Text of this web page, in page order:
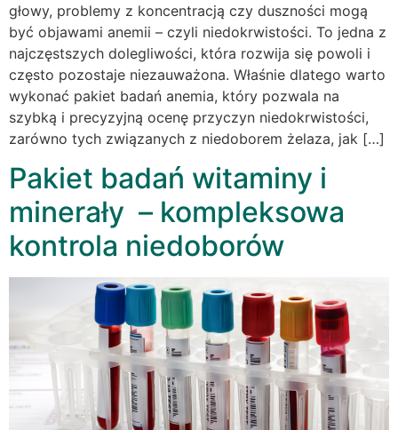
głowy, problemy z koncentracją czy duszności mogą
być objawami anemii – czyli niedokrwistości. To jedna z
najczęstszych dolegliwości, która rozwija się powoli i
często pozostaje niezauważona. Właśnie dlatego warto
wykonać pakiet badań anemia, który pozwala na
szybką i precyzyjną ocenę przyczyn niedokrwistości,
zarówno tych związanych z niedoborem żelaza, jak […]
Pakiet badań witaminy i
minerały – kompleksowa
kontrola niedoborów